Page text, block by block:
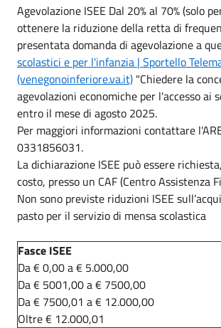
Agevolazione ISEE Dal 20% al 70% (solo
ottenere la riduzione della retta di
presentata domanda di agevolazione a
scolastici e per l'infanzia | Sportello
(venegonoinferiore.va.it) "Chiedere la
agevolazioni economiche per l'accesso ai
entro il mese di agosto 2025.
Per maggiori informazioni contattare
0331856031.
La dichiarazione ISEE può essere
costo, presso un CAF (Centro Assistenza
Non sono previste riduzioni ISEE
pasto per il servizio di mensa scolastica
Fasce ISEE
Da € 0,00 a € 5.000,00
Da € 5001,00 a € 7500,00
Da € 7500,01 a € 12.000,00
Oltre € 12.000,01